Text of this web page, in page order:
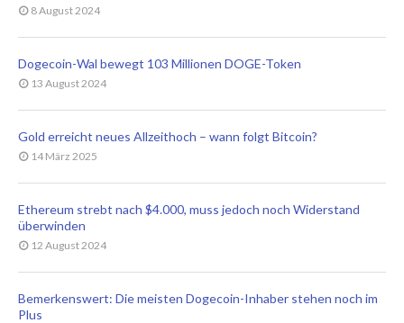
8 August 2024
Dogecoin-Wal bewegt 103 Millionen DOGE-Token
13 August 2024
Gold erreicht neues Allzeithoch – wann folgt Bitcoin?
14 März 2025
Ethereum strebt nach $4.000, muss jedoch noch Widerstand
überwinden
12 August 2024
Bemerkenswert: Die meisten Dogecoin-Inhaber stehen noch im
Plus